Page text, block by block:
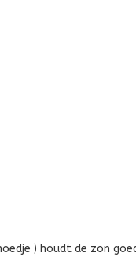
) houdt de zon